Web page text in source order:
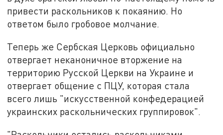
привести раскольников к покаянию. Но
ответом было гробовое молчание.
Теперь же Сербская Церковь официально
отвергает неканоничное вторжение на
территорию Русской Церкви на Украине и
отвергает общение с ПЦУ, которая стала
всего лишь "искусственной конфедерацией
украинских раскольнических группировок".